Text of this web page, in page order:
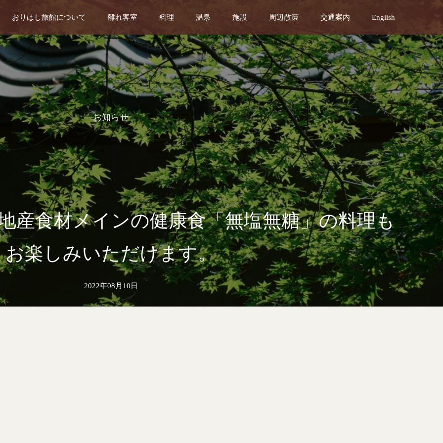
おりはし旅館について 離れ客室 料理 温泉 施設 周辺散策 交通案内 English
お知らせ
産食材メインの健康食「無塩無糖」の料理も
お楽しみいただけます。
2022年08月10日